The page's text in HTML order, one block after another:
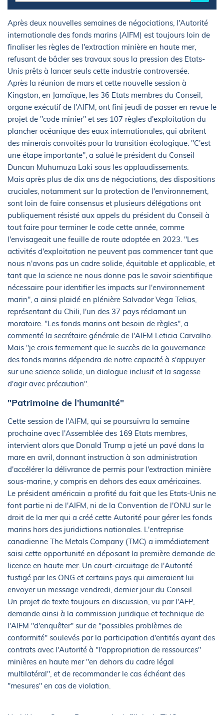
Après deux nouvelles semaines de négociations, l'Autorité
internationale des fonds marins (AIFM) est toujours loin de
finaliser les règles de l'extraction minière en haute mer,
refusant de bâcler ses travaux sous la pression des Etats-
Unis prêts à lancer seuls cette industrie controversée.
Après la réunion de mars et cette nouvelle session à
Kingston, en Jamaïque, les 36 Etats membres du Conseil,
organe exécutif de l'AIFM, ont fini jeudi de passer en revue le
projet de "code minier" et ses 107 règles d'exploitation du
plancher océanique des eaux internationales, qui abritent
des minerais convoités pour la transition écologique. "C'est
une étape importante", a salué le président du Conseil
Duncan Muhumuza Laki sous les applaudissements.
Mais après plus de dix ans de négociations, des dispositions
cruciales, notamment sur la protection de l'environnement,
sont loin de faire consensus et plusieurs délégations ont
publiquement résisté aux appels du président du Conseil à
tout faire pour terminer le code cette année, comme
l'envisageait une feuille de route adoptée en 2023. "Les
activités d'exploitation ne peuvent pas commencer tant que
nous n'avons pas un cadre solide, équitable et applicable, et
tant que la science ne nous donne pas le savoir scientifique
nécessaire pour identifier les impacts sur l'environnement
marin", a ainsi plaidé en plénière Salvador Vega Telias,
représentant du Chili, l'un des 37 pays réclamant un
moratoire. "Les fonds marins ont besoin de règles", a
commenté la secrétaire générale de l'AIFM Leticia Carvalho.
Mais "je crois fermement que le succès de la gouvernance
des fonds marins dépendra de notre capacité à s'appuyer
sur une science solide, un dialogue inclusif et la sagesse
d'agir avec précaution".
"Patrimoine de l'humanité"
Cette session de l'AIFM, qui se poursuivra la semaine
prochaine avec l'Assemblée des 169 Etats membres,
intervient alors que Donald Trump a jeté un pavé dans la
mare en avril, donnant instruction à son administration
d'accélérer la délivrance de permis pour l'extraction minière
sous-marine, y compris en dehors des eaux américaines.
Le président américain a profité du fait que les Etats-Unis ne
font partie ni de l'AIFM, ni de la Convention de l'ONU sur le
droit de la mer qui a créé cette Autorité pour gérer les fonds
marins hors des juridictions nationales. L'entreprise
canadienne The Metals Company (TMC) a immédiatement
saisi cette opportunité en déposant la première demande de
licence en haute mer. Un court-circuitage de l'Autorité
fustigé par les ONG et certains pays qui aimeraient lui
envoyer un message vendredi, dernier jour du Conseil.
Un projet de texte toujours en discussion, vu par l'AFP,
demande ainsi à la commission juridique et technique de
l'AIFM "d'enquêter" sur de "possibles problèmes de
conformité" soulevés par la participation d'entités ayant des
contrats avec l'Autorité à "l'appropriation de ressources"
minières en haute mer "en dehors du cadre légal
multilatéral", et de recommander le cas échéant des
"mesures" en cas de violation.